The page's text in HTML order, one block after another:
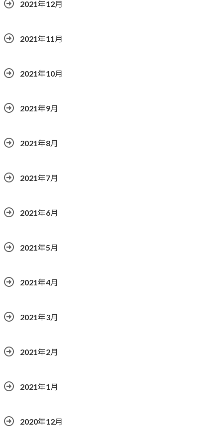
2021年12月
2021年11月
2021年10月
2021年9月
2021年8月
2021年7月
2021年6月
2021年5月
2021年4月
2021年3月
2021年2月
2021年1月
2020年12月